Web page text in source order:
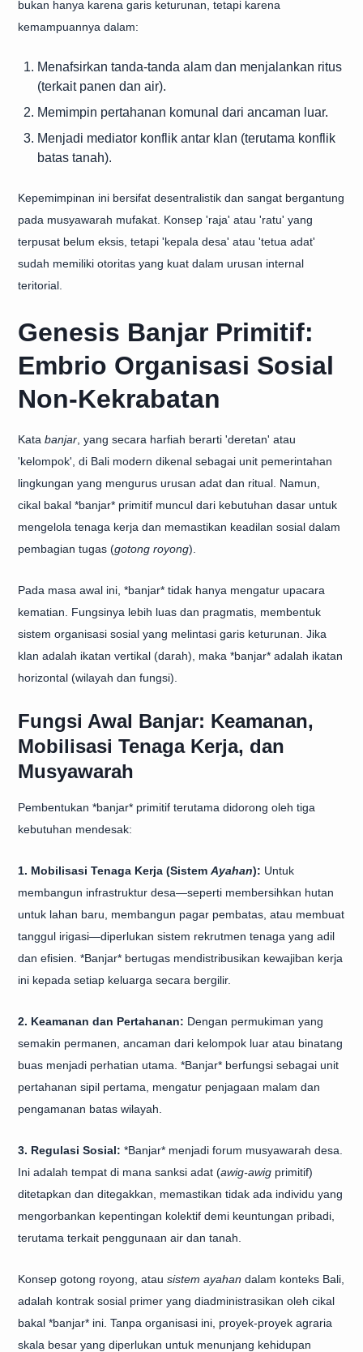
bukan hanya karena garis keturunan, tetapi karena
kemampuannya dalam:
Menafsirkan tanda-tanda alam dan menjalankan ritus
(terkait panen dan air).
Memimpin pertahanan komunal dari ancaman luar.
Menjadi mediator konflik antar klan (terutama konflik
batas tanah).
Kepemimpinan ini bersifat desentralistik dan sangat bergantung
pada musyawarah mufakat. Konsep 'raja' atau 'ratu' yang
terpusat belum eksis, tetapi 'kepala desa' atau 'tetua adat'
sudah memiliki otoritas yang kuat dalam urusan internal
teritorial.
Genesis Banjar Primitif:
Embrio Organisasi Sosial
Non-Kekrabatan
Kata banjar , yang secara harfiah berarti 'deretan' atau
'kelompok', di Bali modern dikenal sebagai unit pemerintahan
lingkungan yang mengurus urusan adat dan ritual. Namun,
cikal bakal *banjar* primitif muncul dari kebutuhan dasar untuk
mengelola tenaga kerja dan memastikan keadilan sosial dalam
pembagian tugas (gotong royong).
Pada masa awal ini, *banjar* tidak hanya mengatur upacara
kematian. Fungsinya lebih luas dan pragmatis, membentuk
sistem organisasi sosial yang melintasi garis keturunan. Jika
klan adalah ikatan vertikal (darah), maka *banjar* adalah ikatan
horizontal (wilayah dan fungsi).
Fungsi Awal Banjar: Keamanan,
Mobilisasi Tenaga Kerja, dan
Musyawarah
Pembentukan *banjar* primitif terutama didorong oleh tiga
kebutuhan mendesak:
1. Mobilisasi Tenaga Kerja (Sistem Ayahan): Untuk
membangun infrastruktur desa—seperti membersihkan hutan
untuk lahan baru, membangun pagar pembatas, atau membuat
tanggul irigasi—diperlukan sistem rekrutmen tenaga yang adil
dan efisien. *Banjar* bertugas mendistribusikan kewajiban kerja
ini kepada setiap keluarga secara bergilir.
2. Keamanan dan Pertahanan: Dengan permukiman yang
semakin permanen, ancaman dari kelompok luar atau binatang
buas menjadi perhatian utama. *Banjar* berfungsi sebagai unit
pertahanan sipil pertama, mengatur penjagaan malam dan
pengamanan batas wilayah.
3. Regulasi Sosial: *Banjar* menjadi forum musyawarah desa.
Ini adalah tempat di mana sanksi adat (awig-awig primitif)
ditetapkan dan ditegakkan, memastikan tidak ada individu yang
mengorbankan kepentingan kolektif demi keuntungan pribadi,
terutama terkait penggunaan air dan tanah.
Konsep gotong royong, atau sistem ayahan dalam konteks Bali,
adalah kontrak sosial primer yang diadministrasikan oleh cikal
bakal *banjar* ini. Tanpa organisasi ini, proyek-proyek agraria
skala besar yang diperlukan untuk menunjang kehidupan